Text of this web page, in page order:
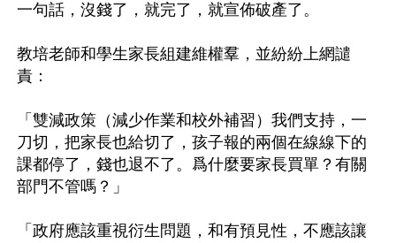
一句話，沒錢了，就完了，就宣佈破產了。
教培老師和學生家長組建維權羣，並紛紛上網譴
責：
「雙減政策（減少作業和校外補習）我們支持，一
刀切，把家長也給切了，孩子報的兩個在線線下的
課都停了，錢也退不了。爲什麼要家長買單？有關
部門不管嗎？」
「政府應該重視衍生問題，和有預見性，不應該讓